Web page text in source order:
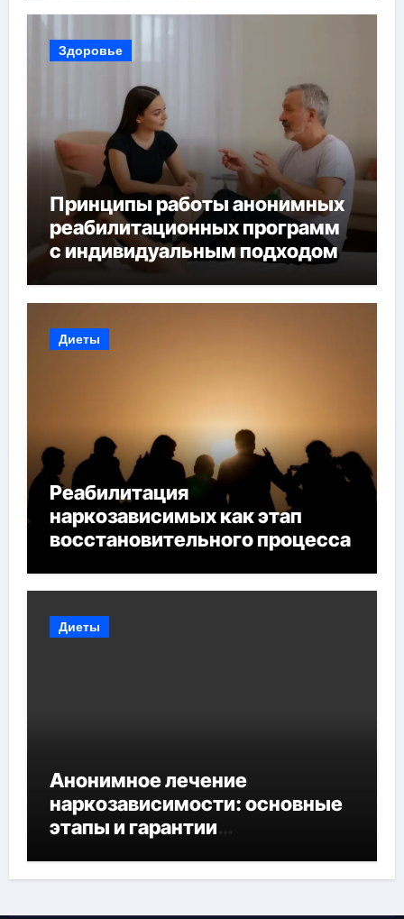
Здоровье
Принципы работы анонимных
реабилитационных программ
с индивидуальным подходом
Диеты
Реабилитация
наркозависимых как этап
восстановительного процесса
Диеты
Анонимное лечение
наркозависимости: основные
этапы и гарантии